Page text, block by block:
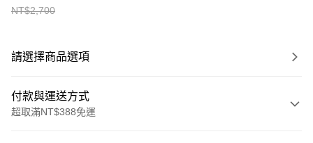
NT$2,700
請選擇商品選項
付款與運送方式
超取滿NT$388免運